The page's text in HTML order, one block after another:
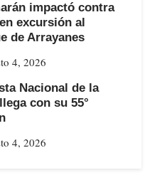
impactó contra
excursión al
de Arrayanes
4, 2026
Nacional de la
con su 55°
4, 2026